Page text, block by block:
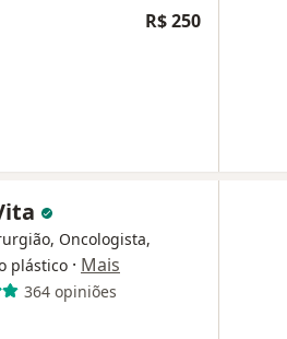
R$ 250
Oncologista,
plástico · Mais
364 opiniões